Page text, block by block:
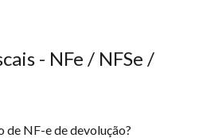
- NFe / NFSe /
de NF-e de devolução?